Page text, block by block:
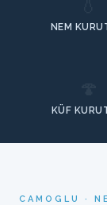
NEM
KÜF
CAMOGLU ·